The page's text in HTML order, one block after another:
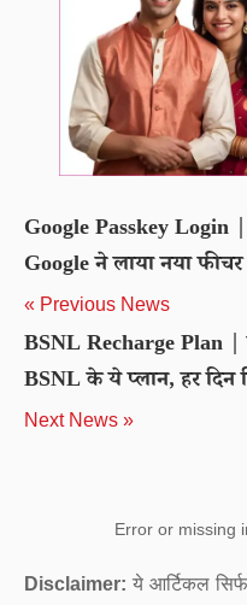
Google Passkey Login
Google ने लाया नया फीचर
« Previous News
BSNL Recharge Plan
BSNL के ये प्लान, हर दिन
Next News »
Error or missing
Disclaimer: ये आर्टिकल